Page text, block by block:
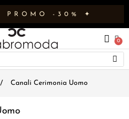
PROMO -30% ✦
Canali Cerimonia Uomo